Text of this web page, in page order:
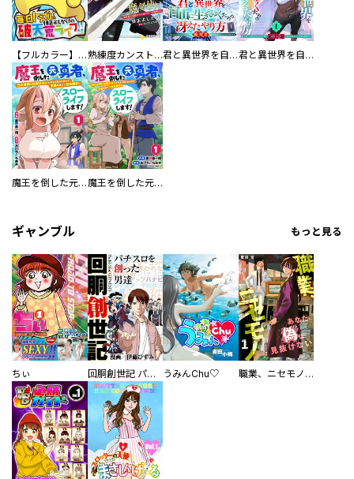
【フルカラー】毎日トラブル！弾正よしかげの破天荒ライフ！！ 熟練度カンストの魔剣使い 単話版 君と異世界を自由に生きてゆくための冴えたやり方～唯一無二の力を与えられた僕は絶対者となり追放された王女を救済する～（単話版） 君と異世界を自由に生きてゆくための冴えたやり方～唯一無二の力を与えられた僕は絶対者となり追放された王女を救済する～
魔王を倒した元勇者、元の世界には戻れないと今さら言われたので、王国を捨てて好き勝手にスローライフします！【分冊版】 魔王を倒した元勇者、元の世界には戻れないと今さら言われたので、王国を捨てて好き勝手にスローライフします！
ギャンブル もっと見る
ちぃ 回胴創世記 パチスロを創った男達 うみんChu♡ 職業、ニセモノ～あなたに偽は見抜けない【電子単行本版】